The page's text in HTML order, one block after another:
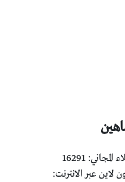
16291
لاين عبر الانترنت: